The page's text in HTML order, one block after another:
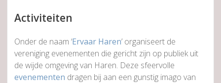
Activiteiten
Onder de naam ‘Ervaar Haren’ organiseert de
vereniging evenementen die gericht zijn op publiek uit
de wijde omgeving van Haren. Deze sfeervolle
evenementen dragen bij aan een gunstig imago van